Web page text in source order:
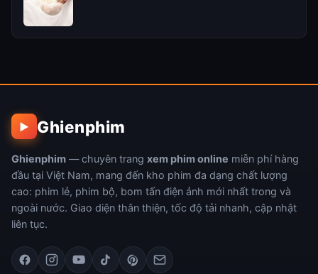
▶ Ghienphim
Ghienphim — chuyên trang xem phim online miễn phí hàng
đầu tại Việt Nam, mang đến kho phim đa dạng chất lượng
cao: phim lẻ, phim bộ, bom tấn điện ảnh mới nhất trong và
ngoài nước. Giao diện thân thiện, tốc độ tải nhanh, cập nhật
liên tục.